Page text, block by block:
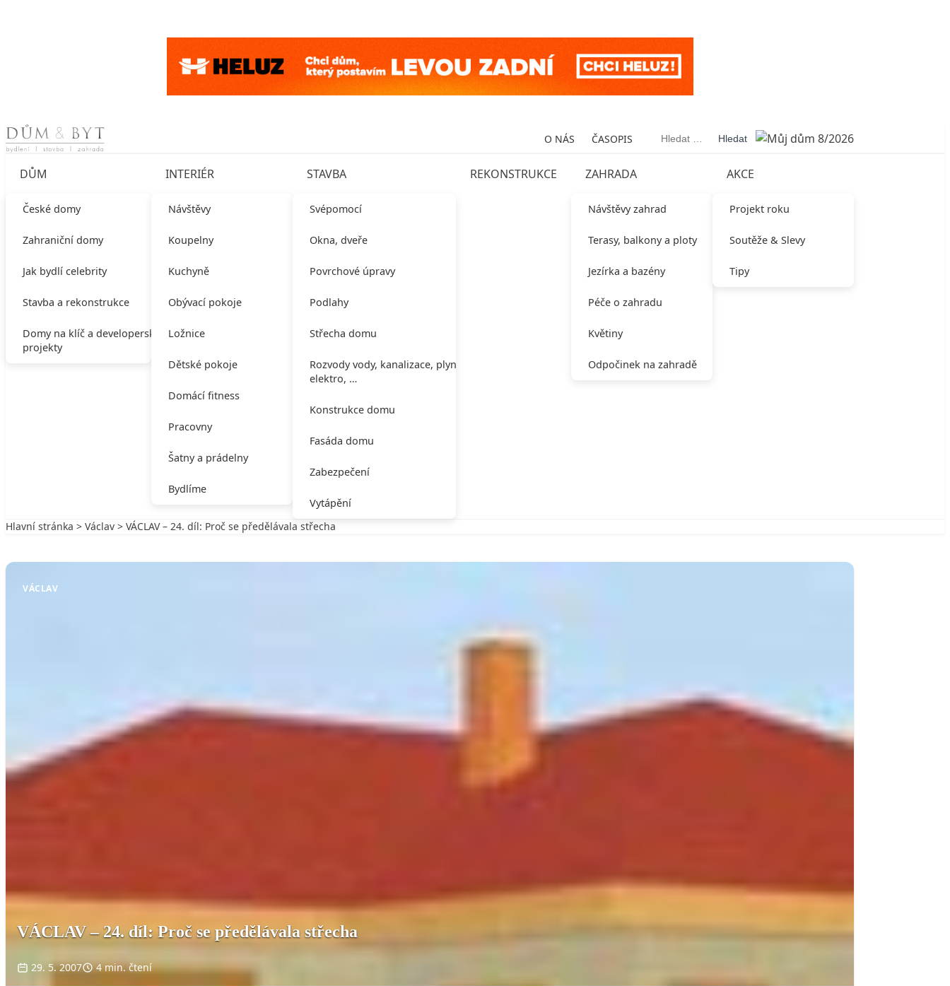
Skip to content O NÁS ČASOPIS Vyhledávání
DŮM
České domy
Zahraniční domy
Jak bydlí celebrity
Stavba a rekonstrukce
Domy na klíč a developerské
projekty
INTERIÉR
Návštěvy
Koupelny
Kuchyně
Obývací pokoje
Ložnice
Dětské pokoje
Domácí fitness
Pracovny
Šatny a prádelny
Bydlíme
STAVBA
Svépomocí
Okna, dveře
Povrchové úpravy
Podlahy
Střecha domu
Rozvody vody, kanalizace, plynu,
elektro, …
Konstrukce domu
Fasáda domu
Zabezpečení
Vytápění
REKONSTRUKCE ZAHRADA
Návštěvy zahrad
Terasy, balkony a ploty
Jezírka a bazény
Péče o zahradu
Květiny
Odpočinek na zahradě
AKCE
Projekt roku
Soutěže & Slevy
Tipy
Hlavní stránka > Václav > VÁCLAV – 24. díl: Proč se předělávala střecha
VÁCLAV
VÁCLAV – 24. díl: Proč se předělávala střecha
29. 5. 2007 4 min. čtení